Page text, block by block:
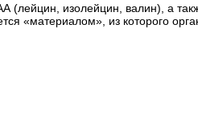
(лейцин, изолейцин, валин), а
«материалом», из которого